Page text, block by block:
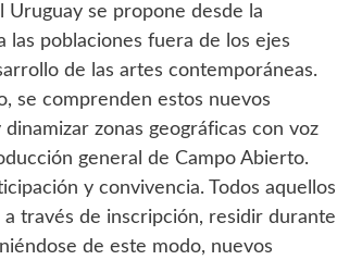
Uruguay se propone desde la
poblaciones fuera de los ejes
de las artes contemporáneas.
se comprenden estos nuevos
zonas geográficas con voz
general de Campo Abierto.
y convivencia. Todos aquellos
través de inscripción, residir durante
de este modo, nuevos